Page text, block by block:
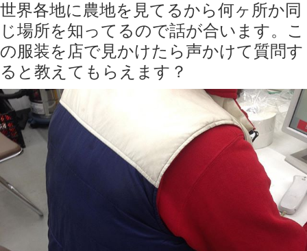
世界各地に農地を見てるから何ヶ所か同
じ場所を知ってるので話が合います。こ
の服装を店で見かけたら声かけて質問す
ると教えてもらえます？